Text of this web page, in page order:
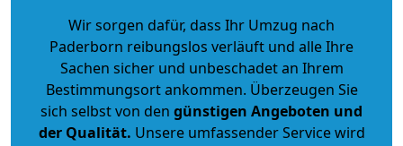
Wir sorgen dafür, dass Ihr Umzug nach
Paderborn reibungslos verläuft und alle Ihre
Sachen sicher und unbeschadet an Ihrem
Bestimmungsort ankommen. Überzeugen Sie
sich selbst von den günstigen Angeboten und
der Qualität. Unsere umfassender Service wird